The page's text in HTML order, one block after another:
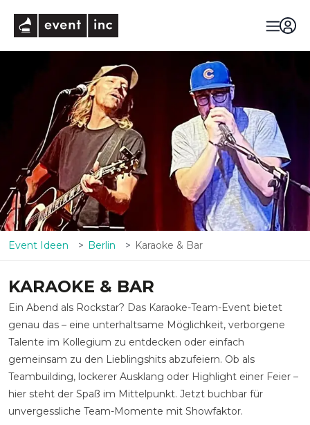
Event Ideen Berlin Karaoke & Bar
KARAOKE & BAR
Ein Abend als Rockstar? Das Karaoke-Team-Event bietet
genau das – eine unterhaltsame Möglichkeit, verborgene
Talente im Kollegium zu entdecken oder einfach
gemeinsam zu den Lieblingshits abzufeiern. Ob als
Teambuilding, lockerer Ausklang oder Highlight einer Feier –
hier steht der Spaß im Mittelpunkt. Jetzt buchbar für
unvergessliche Team-Momente mit Showfaktor.